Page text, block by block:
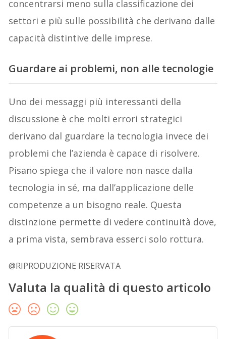
concentrarsi meno sulla classificazione dei
settori e più sulle possibilità che derivano dalle
capacità distintive delle imprese.
Guardare ai problemi, non alle tecnologie
Uno dei messaggi più interessanti della
discussione è che molti errori strategici
derivano dal guardare la tecnologia invece dei
problemi che l’azienda è capace di risolvere.
Pisano spiega che il valore non nasce dalla
tecnologia in sé, ma dall’applicazione delle
competenze a un bisogno reale. Questa
distinzione permette di vedere continuità dove,
a prima vista, sembrava esserci solo rottura.
@RIPRODUZIONE RISERVATA
Valuta la qualità di questo articolo